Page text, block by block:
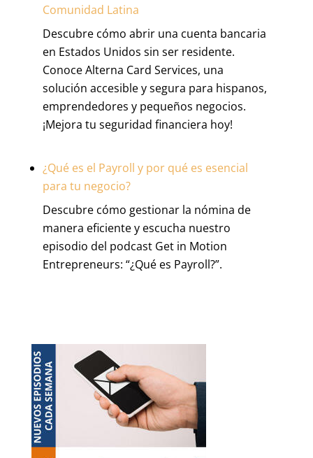
Comunidad Latina
Descubre cómo abrir una cuenta bancaria
en Estados Unidos sin ser residente.
Conoce Alterna Card Services, una
solución accesible y segura para hispanos,
emprendedores y pequeños negocios.
¡Mejora tu seguridad financiera hoy!
¿Qué es el Payroll y por qué es esencial
para tu negocio?
Descubre cómo gestionar la nómina de
manera eficiente y escucha nuestro
episodio del podcast Get in Motion
Entrepreneurs: “¿Qué es Payroll?”.